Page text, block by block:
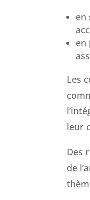
en
en
Les
leur
Des
de